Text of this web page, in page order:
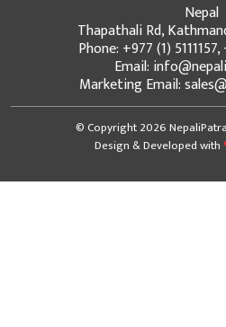
Nepal
Thapathali Rd,
Phone: +977 (1)
Email:
Marketing Email:
© Copyright 2026
Design & Developed with